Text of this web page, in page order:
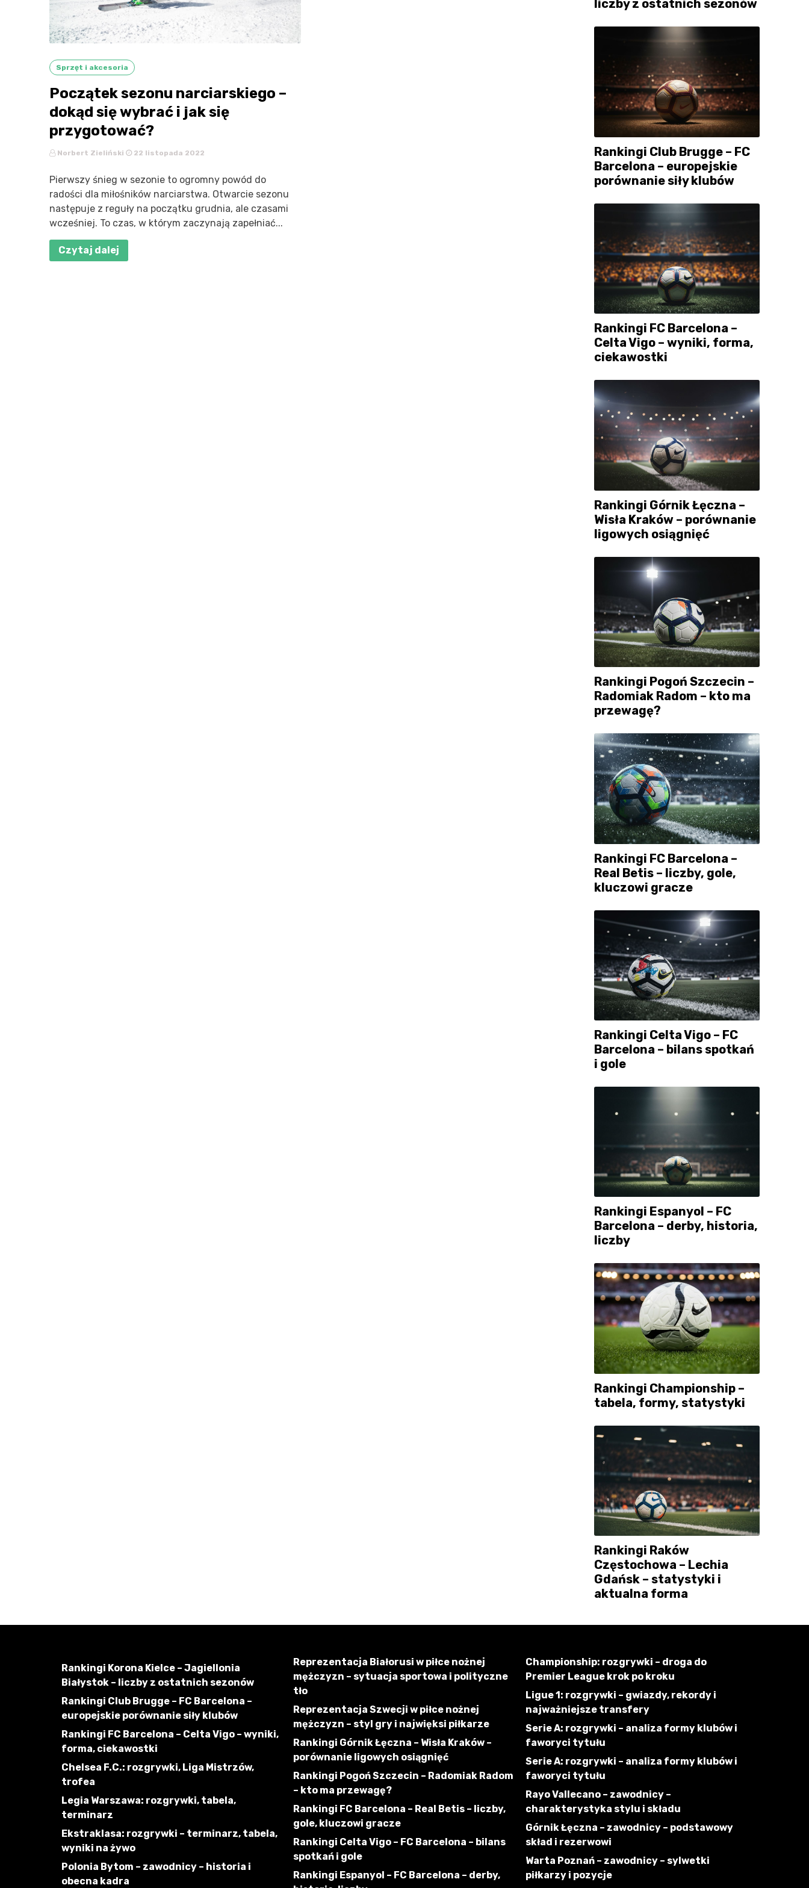
Sprzęt i akcesoria
Początek sezonu narciarskiego –
dokąd się wybrać i jak się
przygotować?
Norbert Zieliński 22 listopada 2022
Pierwszy śnieg w sezonie to ogromny powód do
radości dla miłośników narciarstwa. Otwarcie sezonu
następuje z reguły na początku grudnia, ale czasami
wcześniej. To czas, w którym zaczynają zapełniać...
Czytaj dalej
liczby z ostatnich sezonów
Rankingi Club Brugge – FC
Barcelona – europejskie
porównanie siły klubów
Rankingi FC Barcelona –
Celta Vigo – wyniki, forma,
ciekawostki
Rankingi Górnik Łęczna –
Wisła Kraków – porównanie
ligowych osiągnięć
Rankingi Pogoń Szczecin –
Radomiak Radom – kto ma
przewagę?
Rankingi FC Barcelona –
Real Betis – liczby, gole,
kluczowi gracze
Rankingi Celta Vigo – FC
Barcelona – bilans spotkań
i gole
Rankingi Espanyol – FC
Barcelona – derby, historia,
liczby
Rankingi Championship –
tabela, formy, statystyki
Rankingi Raków
Częstochowa – Lechia
Gdańsk – statystyki i
aktualna forma
Rankingi Korona Kielce – Jagiellonia
Białystok – liczby z ostatnich sezonów
Rankingi Club Brugge – FC Barcelona –
europejskie porównanie siły klubów
Rankingi FC Barcelona – Celta Vigo – wyniki,
forma, ciekawostki
Chelsea F.C.: rozgrywki, Liga Mistrzów,
trofea
Legia Warszawa: rozgrywki, tabela,
terminarz
Ekstraklasa: rozgrywki – terminarz, tabela,
wyniki na żywo
Polonia Bytom – zawodnicy – historia i
obecna kadra
Reprezentacja Białorusi w piłce nożnej
mężczyzn – sytuacja sportowa i polityczne
tło
Reprezentacja Szwecji w piłce nożnej
mężczyzn – styl gry i najwięksi piłkarze
Rankingi Górnik Łęczna – Wisła Kraków –
porównanie ligowych osiągnięć
Rankingi Pogoń Szczecin – Radomiak Radom
– kto ma przewagę?
Rankingi FC Barcelona – Real Betis – liczby,
gole, kluczowi gracze
Rankingi Celta Vigo – FC Barcelona – bilans
spotkań i gole
Rankingi Espanyol – FC Barcelona – derby,
Championship: rozgrywki – droga do
Premier League krok po kroku
Ligue 1: rozgrywki – gwiazdy, rekordy i
najważniejsze transfery
Serie A: rozgrywki – analiza formy klubów i
faworyci tytułu
Serie A: rozgrywki – analiza formy klubów i
faworyci tytułu
Rayo Vallecano – zawodnicy –
charakterystyka stylu i składu
Górnik Łęczna – zawodnicy – podstawowy
skład i rezerwowi
Warta Poznań – zawodnicy – sylwetki
piłkarzy i pozycje